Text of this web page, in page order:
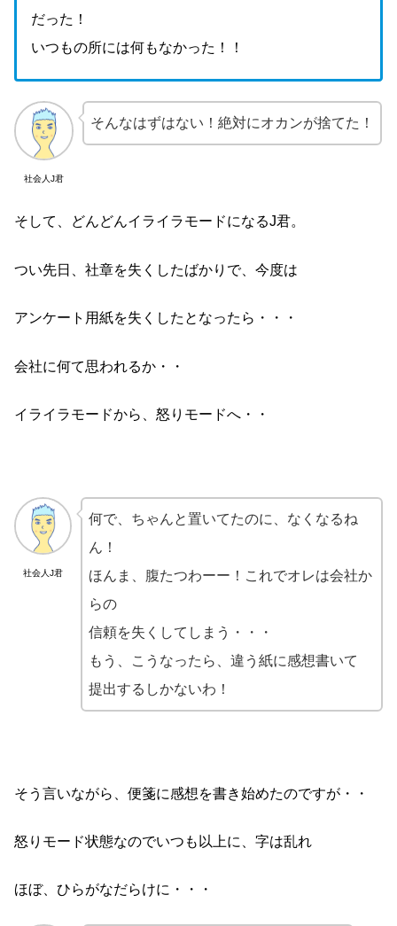
だった！
いつもの所には何もなかった！！
社会人J君
そんなはずはない！絶対にオカンが捨てた！
そして、どんどんイライラモードになるJ君。
つい先日、社章を失くしたばかりで、今度は
アンケート用紙を失くしたとなったら・・・
会社に何て思われるか・・
イライラモードから、怒りモードへ・・
社会人J君
何で、ちゃんと置いてたのに、なくなるね
ん！
ほんま、腹たつわーー！これでオレは会社か
らの
信頼を失くしてしまう・・・
もう、こうなったら、違う紙に感想書いて
提出するしかないわ！
そう言いながら、便箋に感想を書き始めたのですが・・
怒りモード状態なのでいつも以上に、字は乱れ
ほぼ、ひらがなだらけに・・・